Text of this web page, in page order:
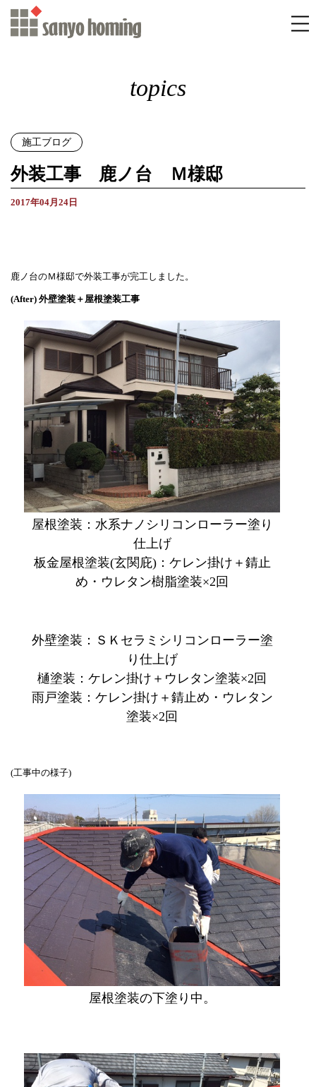
topics
施工ブログ
外装工事 鹿ノ台 Ｍ様邸
2017年04月24日
鹿ノ台のＭ様邸で外装工事が完工しました。
(After) 外壁塗装＋屋根塗装工事
屋根塗装：水系ナノシリコンローラー塗り
仕上げ
板金屋根塗装(玄関庇)：ケレン掛け＋錆止
め・ウレタン樹脂塗装×2回
外壁塗装：ＳＫセラミシリコンローラー塗
り仕上げ
樋塗装：ケレン掛け＋ウレタン塗装×2回
雨戸塗装：ケレン掛け＋錆止め・ウレタン
塗装×2回
(工事中の様子)
屋根塗装の下塗り中。